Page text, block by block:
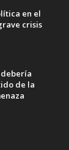
en el
crisis
debería
de la